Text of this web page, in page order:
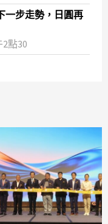
一步走勢，日圓再
點30